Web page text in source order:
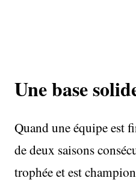
Une base
Quand une équipe est
de deux saisons
trophée et est